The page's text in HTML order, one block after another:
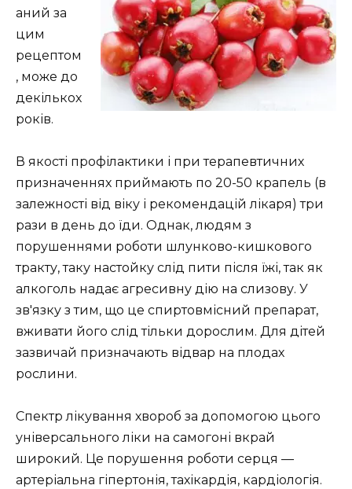
аний за
цим
рецептом
, може до
декількох
років.
В якості профілактики і при терапевтичних
призначеннях приймають по 20-50 крапель (в
залежності від віку і рекомендацій лікаря) три
рази в день до їди. Однак, людям з
порушеннями роботи шлунково-кишкового
тракту, таку настойку слід пити після їжі, так як
алкоголь надає агресивну дію на слизову. У
зв'язку з тим, що це спиртовмісний препарат,
вживати його слід тільки дорослим. Для дітей
зазвичай призначають відвар на плодах
рослини.
Спектр лікування хвороб за допомогою цього
універсального ліки на самогоні вкрай
широкий. Це порушення роботи серця —
артеріальна гіпертонія, тахікардія, кардіологія.